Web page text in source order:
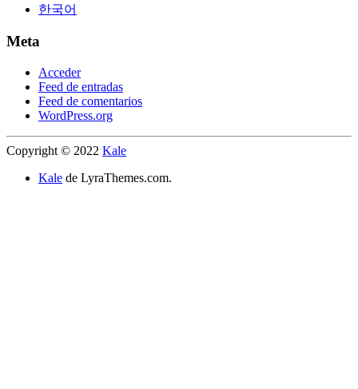
한국어
Meta
Acceder
Feed de entradas
Feed de comentarios
WordPress.org
Copyright © 2022 Kale
Kale de LyraThemes.com.